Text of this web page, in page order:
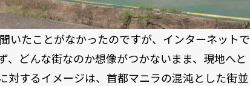
いたことがなかったのですが、インターネットで
、どんな街なのか想像がつかないまま、現地へと
対するイメージは、首都マニラの混沌とした街並